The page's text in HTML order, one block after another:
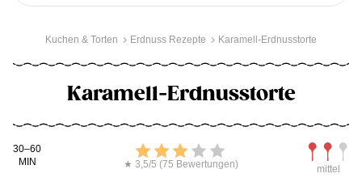
Kuchen & Torten Erdnuss Rezepte Karamell-Erdnusstorte
Karamell-Erdnusstorte
Kochdauer
30–60
MIN
Bewerten
★ 3,5/5 (75 Bewertungen) mittel